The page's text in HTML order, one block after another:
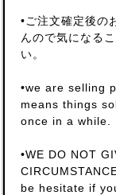
•ご注文確定後の
んので気になる
い。
•we are selling
means things
once in a while.
•WE DO NOT
be hesitate if